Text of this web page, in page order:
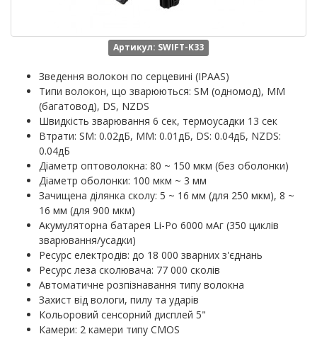
Артикул: SWIFT-K33
Зведення волокон по серцевині (IPAAS)
Типи волокон, що зварюються: SM (одномод), MM
(багатовод), DS, NZDS
Швидкість зварювання 6 сек, термоусадки 13 сек
Втрати: SM: 0.02дБ, MM: 0.01дБ, DS: 0.04дБ, NZDS:
0.04дБ
Діаметр оптоволокна: 80 ~ 150 мкм (без оболонки)
Діаметр оболонки: 100 мкм ~ 3 мм
Зачищена ділянка сколу: 5 ~ 16 мм (для 250 мкм), 8 ~
16 мм (для 900 мкм)
Акумуляторна батарея Li-Po 6000 мАг (350 циклів
зварювання/усадки)
Ресурс електродів: до 18 000 зварних з'єднань
Ресурс леза сколювача: 77 000 сколів
Автоматичне розпізнавання типу волокна
Захист від вологи, пилу та ударів
Кольоровий сенсорний дисплей 5"
Камери: 2 камери типу CMOS